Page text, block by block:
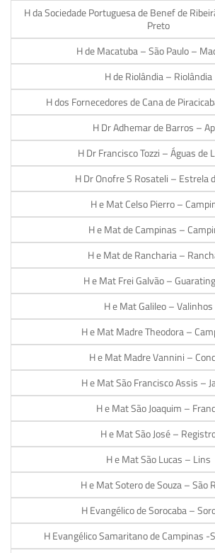
H da Sociedade Portuguesa de Benef de
Preto
H de Macatuba – São Paulo –
H de Riolândia – Riolândia
H dos Fornecedores de Cana de
H Dr Adhemar de Barros –
H Dr Francisco Tozzi – Águas de
H Dr Onofre S Rosateli – Estrela
H e Mat Celso Pierro –
H e Mat de Campinas –
H e Mat de Rancharia –
H e Mat Frei Galvão –
H e Mat Galileo – Valinhos
H e Mat Madre Theodora –
H e Mat Madre Vannini –
H e Mat São Francisco Assis –
H e Mat São Joaquim –
H e Mat São José –
H e Mat São Lucas – Lins
H e Mat Sotero de Souza – São
H Evangélico de Sorocaba –
H Evangélico Samaritano de Campinas -